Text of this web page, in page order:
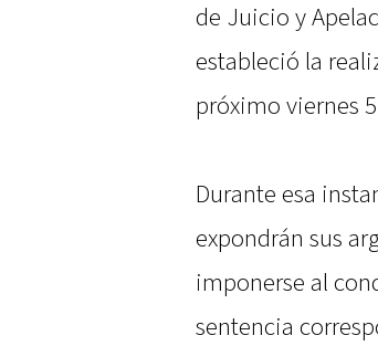
de Juicio y
estableció la
próximo viernes
Durante esa
expondrán sus
imponerse al
sentencia